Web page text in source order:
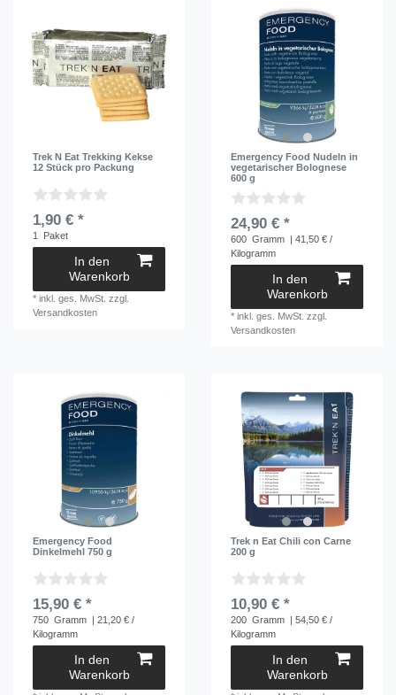
Trek N Eat Trekking Kekse
12 Stück pro Packung
1,90 € *
1 Paket
In den
Warenkorb
*inkl. ges. MwSt. zzgl.
Versandkosten
Emergency Food Nudeln in
vegetarischer Bolognese
600 g
24,90 € *
600 Gramm | 41,50 € /
Kilogramm
In den
Warenkorb
*inkl. ges. MwSt. zzgl.
Versandkosten
Emergency Food
Dinkelmehl 750 g
15,90 € *
750 Gramm | 21,20 € /
Kilogramm
In den
Warenkorb
Trek n Eat Chili con Carne
200 g
10,90 € *
200 Gramm | 54,50 € /
Kilogramm
In den
Warenkorb